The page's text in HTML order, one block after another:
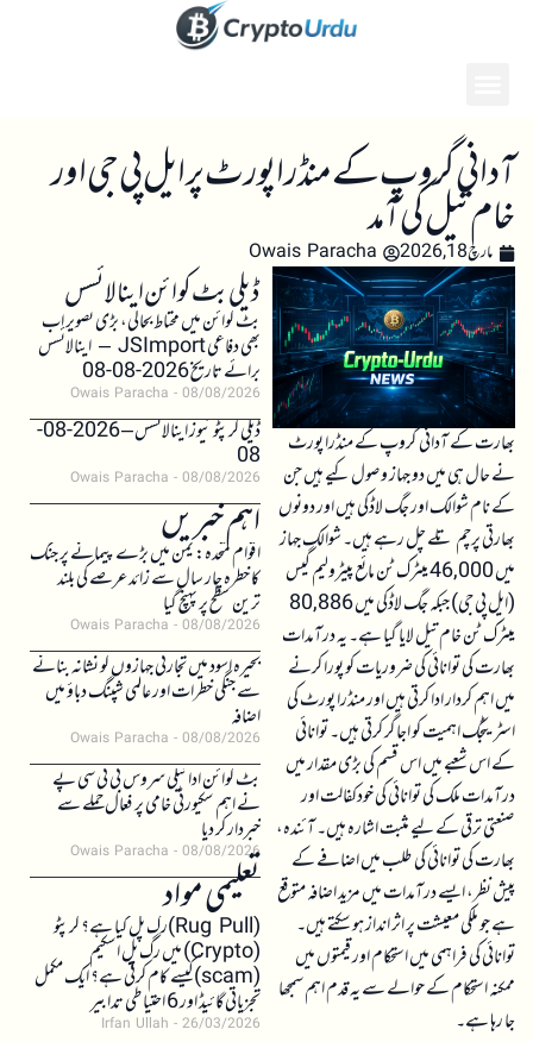
آدانی گروپ کے منڈرا پورٹ پر ایل پی جی اور
خام تیل کی آمد
مارچ 18, 2026 Owais Paracha
بھارت کے آدانی گروپ کے منڈرا پورٹ
نے حال ہی میں دو جہاز وصول کیے ہیں جن
کے نام شوالک اور جگ لاڈکی ہیں اور دونوں
بھارتی پرچم تلے چل رہے ہیں۔ شوالک جہاز
میں 46,000 میٹرک ٹن مائع پیٹرولیم گیس
(ایل پی جی) جبکہ جگ لاڈکی میں 80,886
میٹرک ٹن خام تیل لایا گیا ہے۔ یہ درآمدات
بھارت کی توانائی کی ضروریات کو پورا کرنے
میں اہم کردار ادا کرتی ہیں اور منڈرا پورٹ کی
اسٹریٹجک اہمیت کو اجاگر کرتی ہیں۔ توانائی
کے اس شعبے میں اس قسم کی بڑی مقدار میں
درآمدات ملک کی توانائی کی خودکفالت اور
صنعتی ترقی کے لیے مثبت اشارہ ہیں۔ آئندہ،
بھارت کی توانائی کی طلب میں اضافے کے
پیش نظر، ایسے درآمدات میں مزید اضافہ متوقع
ہے جو ملکی معیشت پر اثر انداز ہو سکتے ہیں۔
توانائی کی فراہمی میں استحکام اور قیمتوں میں
ممکنہ استحکام کے حوالے سے یہ قدم اہم سمجھا
جا رہا ہے۔
ڈیلی بٹ کوائن اینالائسس
بٹ کوائن میں محتاط بحالی، بڑی تصویر اب
بھی دفاعی JSImport – اینالائسس
برائے تاریخ 2026-08-08
Owais Paracha 08/08/2026
ڈیلی کرپٹو نیوز اینالائسس – 2026-08-
08
Owais Paracha 08/08/2026
اہم خبریں
اقوام متحدہ: یمن میں بڑے پیمانے پر جنگ
کا خطرہ چار سال سے زائد عرصے کی بلند
ترین سطح پر پہنچ گیا
Owais Paracha 08/08/2026
بحیرہ اسود میں تجارتی جہازوں کو نشانہ بنانے
سے جنگی خطرات اور عالمی شپنگ دباؤ میں
اضافہ
Owais Paracha 08/08/2026
بٹ کوائن ادائیگی سروس بی ٹی سی پے
نے اہم سکیورٹی خامی پر فعال حملے سے
خبردار کر دیا
Owais Paracha 08/08/2026
تعلیمی مواد(Rug Pull)رگ پل کیا ہے؟ کرپٹو
(Crypto) میں رگ پل اسکیم
(scam)کیسے کام کرتی ہے؟ ایک مکمل
تجزیاتی گائیڈ اور 6 احتیاطی تدابیر
Irfan Ullah 26/03/2026